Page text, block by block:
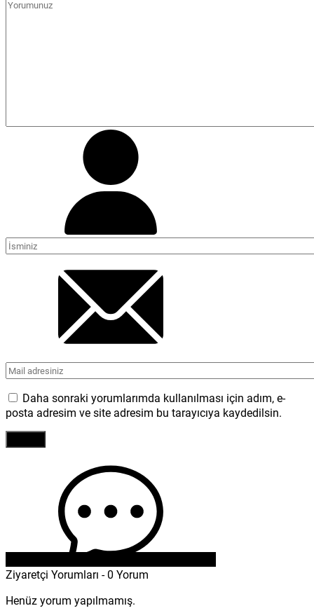
Daha sonraki yorumlarımda kullanılması için adım, e-
posta adresim ve site adresim bu tarayıcıya kaydedilsin.
Ziyaretçi Yorumları - 0 Yorum
Henüz yorum yapılmamış.